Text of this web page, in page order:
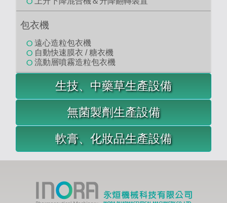
台車提升&翻轉
上升下降混合機＆升降翻轉裝置
遠心造粒包衣機
自動快速膜衣 / 糖衣機
流動層噴霧造粒包衣機
無菌製劑生產設備